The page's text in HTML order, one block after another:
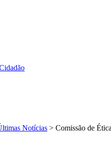
Notícias > Comissão de